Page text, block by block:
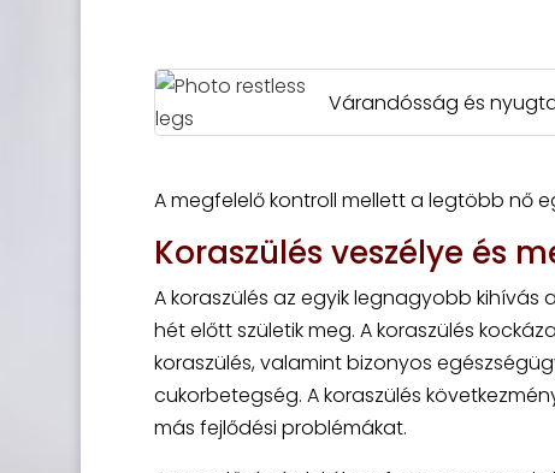
Várandósság és
A megfelelő kontroll mellett a legtöbb nő
Koraszülés veszélye és
A koraszülés az egyik legnagyobb kihívás
hét előtt születik meg. A koraszülés
koraszülés, valamint bizonyos
cukorbetegség. A koraszülés
más fejlődési problémákat.